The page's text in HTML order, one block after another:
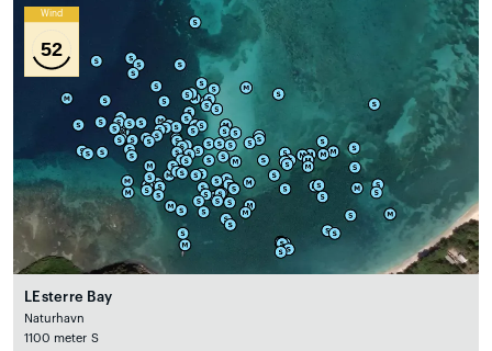
Wind
52
LEsterre Bay
Naturhavn
1100 meter S